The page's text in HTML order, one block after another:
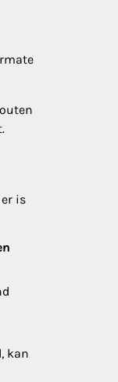
is
kan